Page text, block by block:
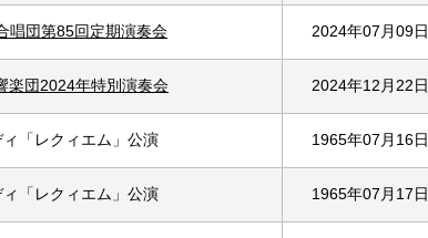
唱団第85回定期演奏会 2024年07月09日
楽団2024年特別演奏会 2024年12月22日
「レクィエム」公演 1965年07月16日
「レクィエム」公演 1965年07月17日